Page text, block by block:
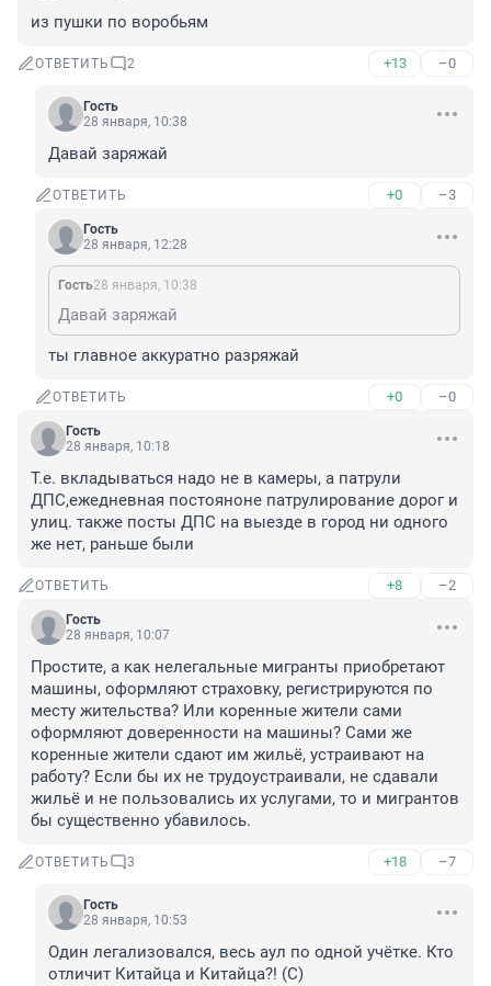
из пушки по воробьям
ОТВЕТИТЬ 2 +13 –0
Гость
28 января, 10:38
Давай заряжай
ОТВЕТИТЬ +0 –3
Гость
28 января, 12:28
Гость28 января, 10:38
Давай заряжай
ты главное аккуратно разряжай
ОТВЕТИТЬ +0 –0
Гость
28 января, 10:18
Т.е. вкладываться надо не в камеры, а патрули
ДПС,ежедневная постояноне патрулирование дорог и
улиц. также посты ДПС на выезде в город ни одного
же нет, раньше были
ОТВЕТИТЬ +8 –2
Гость
28 января, 10:07
Простите, а как нелегальные мигранты приобретают
машины, оформляют страховку, регистрируются по
месту жительства? Или коренные жители сами
оформляют доверенности на машины? Сами же
коренные жители сдают им жильё, устраивают на
работу? Если бы их не трудоустраивали, не сдавали
жильё и не пользовались их услугами, то и мигрантов
бы существенно убавилось.
ОТВЕТИТЬ 3 +18 –7
Гость
28 января, 10:53
Один легализовался, весь аул по одной учётке. Кто
отличит Китайца и Китайца?! (С)